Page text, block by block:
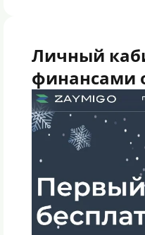
Личный
финансами